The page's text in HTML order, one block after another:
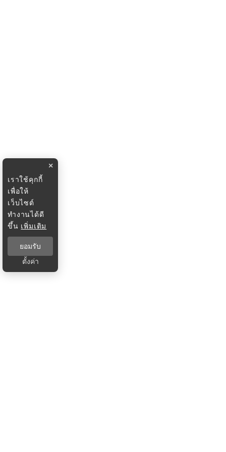
×
เราใช้คุกกี้
เพื่อให้
เว็บไซต์
ทำงานได้ดี
ขึ้น เพิ่มเติม
ยอมรับ
ตั้งค่า